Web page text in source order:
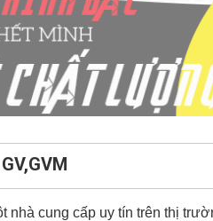
nhà cung cấp uy tín trên thị